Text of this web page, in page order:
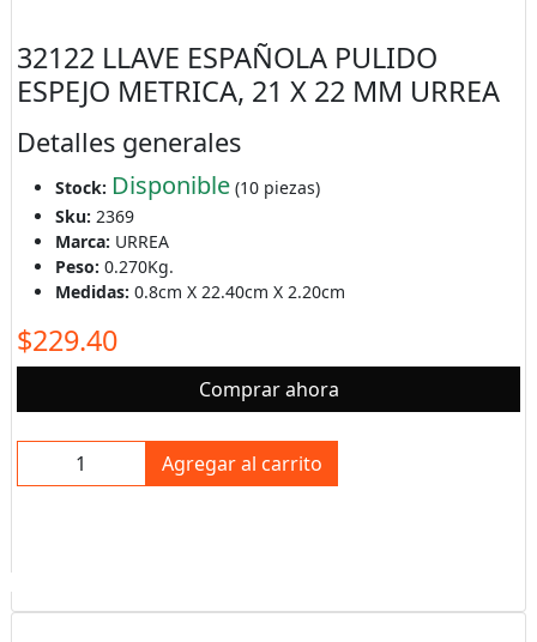
32122 LLAVE ESPAÑOLA PULIDO
ESPEJO METRICA, 21 X 22 MM URREA
Detalles generales
Stock: Disponible(10 piezas)
Sku: 2369
Marca: URREA
Peso: 0.270Kg.
Medidas: 0.8cm X 22.40cm X 2.20cm
$229.40
Comprar ahora
Agregar al carrito